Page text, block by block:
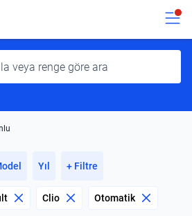
Yıl + Filtre
Clio Otomatik